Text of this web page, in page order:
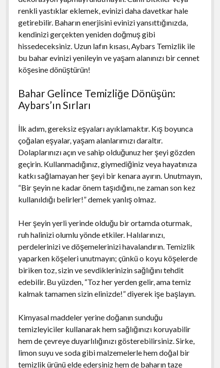
renkli yastıklar eklemek, evinizi daha davetkar hale
getirebilir. Baharın enerjisini evinizi yansıttığınızda,
kendinizi gerçekten yeniden doğmuş gibi
hissedeceksiniz. Uzun lafın kısası, Aybars Temizlik ile
bu bahar evinizi yenileyin ve yaşam alanınızı bir cennet
köşesine dönüştürün!
Bahar Gelince Temizliğe Dönüşün:
Aybars’ın Sırları
İlk adım, gereksiz eşyaları ayıklamaktır. Kış boyunca
çoğalan eşyalar, yaşam alanlarımızı daraltır.
Dolaplarınızı açın ve sahip olduğunuz her şeyi gözden
geçirin. Kullanmadığınız, giymediğiniz veya hayatınıza
katkı sağlamayan her şeyi bir kenara ayırın. Unutmayın,
“Bir şeyin ne kadar önem taşıdığını, ne zaman son kez
kullanıldığı belirler!” demek yanlış olmaz.
Her şeyin yerli yerinde olduğu bir ortamda oturmak,
ruh halinizi olumlu yönde etkiler. Halılarınızı,
perdelerinizi ve döşemelerinizi havalandırın. Temizlik
yaparken köşeleri unutmayın; çünkü o koyu köşelerde
biriken toz, sizin ve sevdiklerinizin sağlığını tehdit
edebilir. Bu yüzden, “Toz her yerden gelir, ama temiz
kalmak tamamen sizin elinizde!” diyerek işe başlayın.
Kimyasal maddeler yerine doğanın sunduğu
temizleyiciler kullanarak hem sağlığınızı koruyabilir
hem de çevreye duyarlılığınızı gösterebilirsiniz. Sirke,
limon suyu ve soda gibi malzemelerle hem doğal bir
temizlik ürünü elde edersiniz hem de baharın taze